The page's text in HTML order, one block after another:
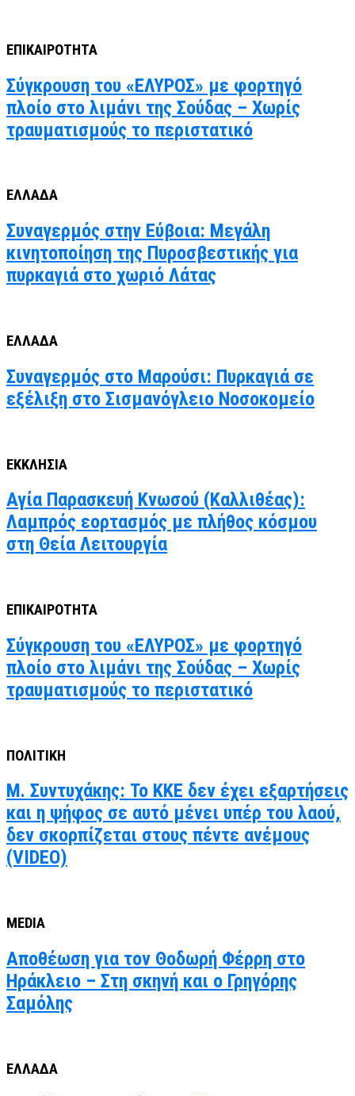
ΕΠΙΚΑΙΡΟΤΗΤΑ
Σύγκρουση του «ΕΛΥΡΟΣ» με φορτηγό
πλοίο στο λιμάνι της Σούδας – Χωρίς
τραυματισμούς το περιστατικό
ΕΛΛΑΔΑ
Συναγερμός στην Εύβοια: Μεγάλη
κινητοποίηση της Πυροσβεστικής για
πυρκαγιά στο χωριό Λάτας
ΕΛΛΑΔΑ
Συναγερμός στο Μαρούσι: Πυρκαγιά σε
εξέλιξη στο Σισμανόγλειο Νοσοκομείο
ΕΚΚΛΗΣΙΑ
Αγία Παρασκευή Κνωσού (Καλλιθέας):
Λαμπρός εορτασμός με πλήθος κόσμου
στη Θεία Λειτουργία
ΕΠΙΚΑΙΡΟΤΗΤΑ
Σύγκρουση του «ΕΛΥΡΟΣ» με φορτηγό
πλοίο στο λιμάνι της Σούδας – Χωρίς
τραυματισμούς το περιστατικό
ΠΟΛΙΤΙΚΗ
Μ. Συντυχάκης: Το ΚΚΕ δεν έχει εξαρτήσεις
και η ψήφος σε αυτό μένει υπέρ του λαού,
δεν σκορπίζεται στους πέντε ανέμους
(VIDEO)
MEDIA
Αποθέωση για τον Θοδωρή Φέρρη στο
Ηράκλειο – Στη σκηνή και ο Γρηγόρης
Σαμόλης
ΕΛΛΑΔΑ